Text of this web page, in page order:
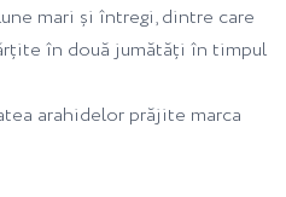
mari și întregi, dintre care
în două jumătăți în timpul
arahidelor prăjite marca